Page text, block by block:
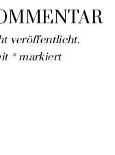
veröffentlicht.
*markiert